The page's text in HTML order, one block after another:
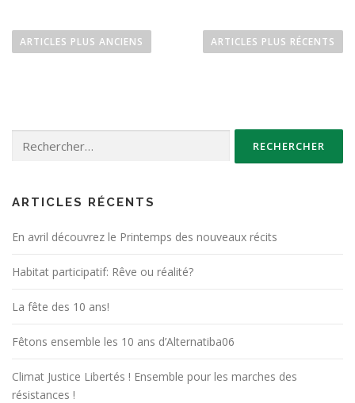
a
n
e
s
r
i
c
l
ARTICLES PLUS ANCIENS ARTICLES PLUS RÉCENTS
ARTICLES RÉCENTS
En avril découvrez le Printemps des nouveaux récits
Habitat participatif: Rêve ou réalité?
La fête des 10 ans!
Fêtons ensemble les 10 ans d’Alternatiba06
Climat Justice Libertés ! Ensemble pour les marches des
résistances !